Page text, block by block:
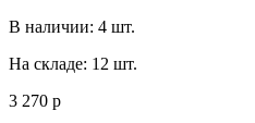
В наличии: 4 шт.
На складе: 12 шт.
3 270 р